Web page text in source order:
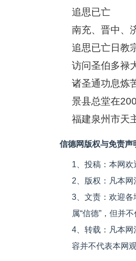
追思已亡
南充、晋中、
追思已亡日教
访问圣伯多禄
诸圣通功息炼
景县总堂在
福建泉州市天
信德网版权与免责声
1、投稿：本网欢
2、版权：凡本网
3、文责：欢迎各
属“信德”，但并
4、转载：凡本网
容并不代表本网